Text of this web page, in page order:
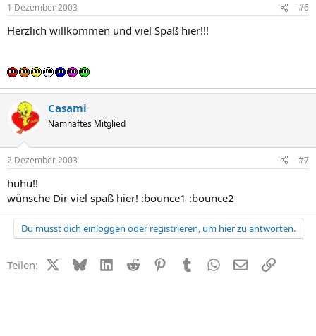
1 Dezember 2003 #6
Herzlich willkommen und viel Spaß hier!!!
Casami
Namhaftes Mitglied
2 Dezember 2003 #7
huhu!!
wünsche Dir viel spaß hier! :bounce1 :bounce2
Du musst dich einloggen oder registrieren, um hier zu antworten.
Teilen: X (Twitter)
BlueskyLinkedIn
Reddit PinterestTumblr WhatsApp
E-MailLink